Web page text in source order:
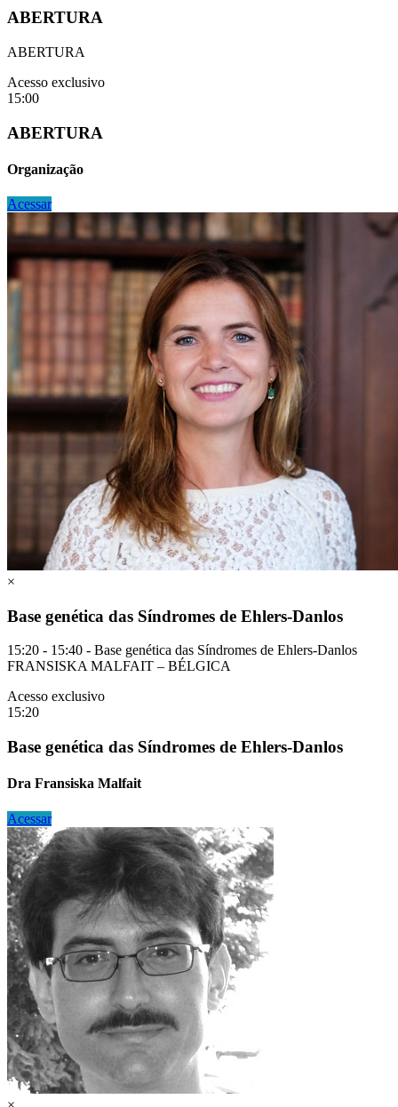
ABERTURA
ABERTURA
Acesso exclusivo
15:00
ABERTURA
Organização
Acessar
×
Base genética das Síndromes de Ehlers-Danlos
15:20 - 15:40 - Base genética das Síndromes de Ehlers-Danlos
FRANSISKA MALFAIT – BÉLGICA
Acesso exclusivo
15:20
Base genética das Síndromes de Ehlers-Danlos
Dra Fransiska Malfait
Acessar